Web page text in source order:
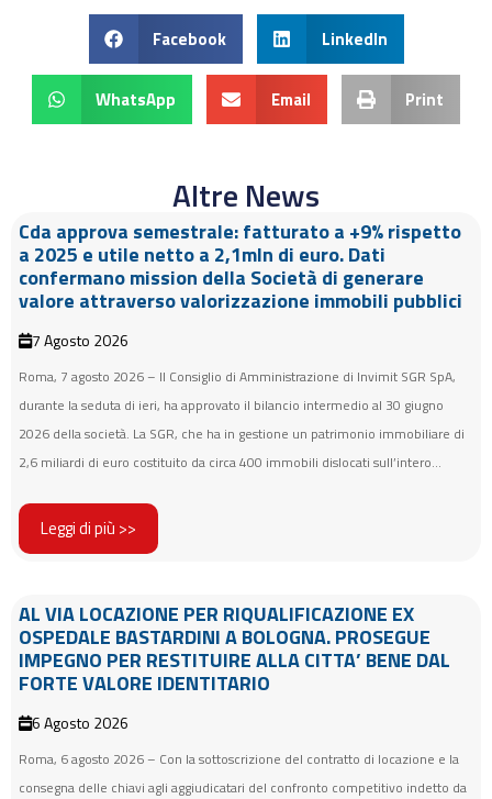
Facebook LinkedIn
WhatsApp Email Print
Altre News
Cda approva semestrale: fatturato a +9% rispetto
a 2025 e utile netto a 2,1mln di euro. Dati
confermano mission della Società di generare
valore attraverso valorizzazione immobili pubblici
7 Agosto 2026
Roma, 7 agosto 2026 – Il Consiglio di Amministrazione di Invimit SGR SpA,
durante la seduta di ieri, ha approvato il bilancio intermedio al 30 giugno
2026 della società. La SGR, che ha in gestione un patrimonio immobiliare di
2,6 miliardi di euro costituito da circa 400 immobili dislocati sull’intero...
Leggi di più >>
AL VIA LOCAZIONE PER RIQUALIFICAZIONE EX
OSPEDALE BASTARDINI A BOLOGNA. PROSEGUE
IMPEGNO PER RESTITUIRE ALLA CITTA’ BENE DAL
FORTE VALORE IDENTITARIO
6 Agosto 2026
Roma, 6 agosto 2026 – Con la sottoscrizione del contratto di locazione e la
consegna delle chiavi agli aggiudicatari del confronto competitivo indetto da